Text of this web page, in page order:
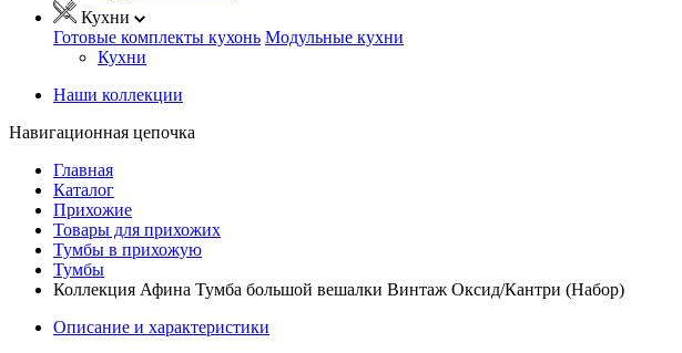
Кухни
Готовые комплекты кухонь Модульные кухни
Кухни
Наши коллекции
Навигационная цепочка
Главная
Каталог
Прихожие
Товары для прихожих
Тумбы в прихожую
Тумбы
Коллекция Афина Тумба большой вешалки Винтаж Оксид/Кантри (Набор)
Описание и характеристики